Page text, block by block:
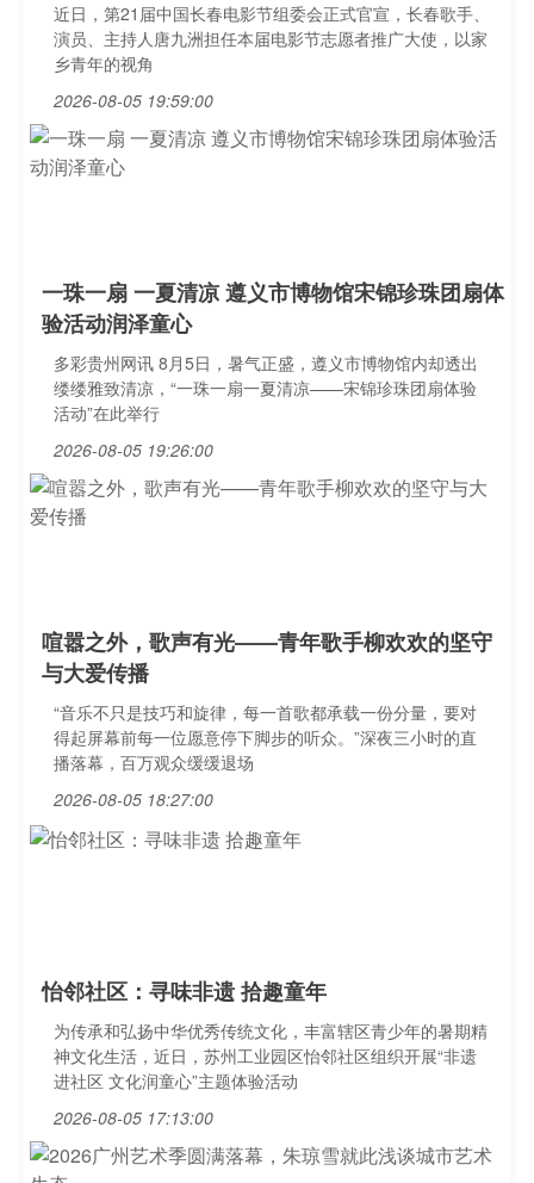
近日，第21届中国长春电影节组委会正式官宣，长春歌手、
演员、主持人唐九洲担任本届电影节志愿者推广大使，以家
乡青年的视角
2026-08-05 19:59:00
一珠一扇 一夏清凉 遵义市博物馆宋锦珍珠团扇体
验活动润泽童心
多彩贵州网讯 8月5日，暑气正盛，遵义市博物馆内却透出
缕缕雅致清凉，“一珠一扇一夏清凉——宋锦珍珠团扇体验
活动”在此举行
2026-08-05 19:26:00
喧嚣之外，歌声有光——青年歌手柳欢欢的坚守
与大爱传播
“音乐不只是技巧和旋律，每一首歌都承载一份分量，要对
得起屏幕前每一位愿意停下脚步的听众。”深夜三小时的直
播落幕，百万观众缓缓退场
2026-08-05 18:27:00
怡邻社区：寻味非遗 拾趣童年
为传承和弘扬中华优秀传统文化，丰富辖区青少年的暑期精
神文化生活，近日，苏州工业园区怡邻社区组织开展“非遗
进社区 文化润童心”主题体验活动
2026-08-05 17:13:00